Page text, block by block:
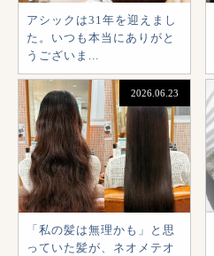
アシックは31年を迎えまし
た。いつも本当にありがと
うございま...
2026.06.23
「私の髪は無理かも」と思
っていた髪が、ネオメテオ